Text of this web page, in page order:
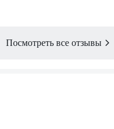
Посмотреть все отзывы